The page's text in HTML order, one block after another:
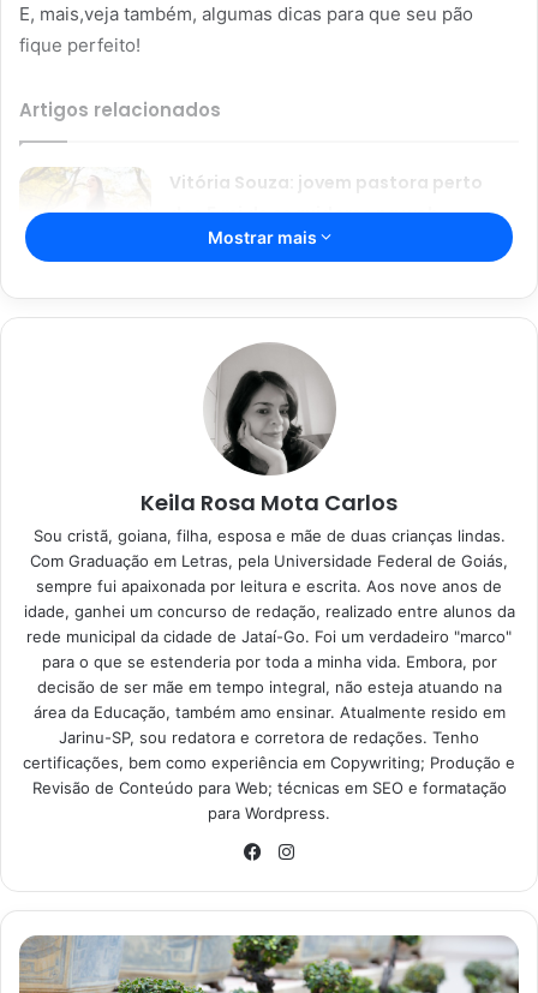
E, mais,veja também, algumas dicas para que seu pão
fique perfeito!
Artigos relacionados
Vitória Souza: jovem pastora perto
dos 5 mi de seguidores na web
22/08/2024
Açaí falsificado! Polícia fecha fábrica
22/08/2024
Receita de pãozinho recheado
Ainda que você não goste ou não possua grandes
habilidades culinárias, essa receita é super prática. Desse
modo, separe os seguintes ingredientes para a massa:
1 colher de sopa de açúcar;
3 ovos;
1 colher de chá de sal;
700 g de farinha de trigo;
100 ml de creme de leite sem soro;
120 g de manteiga sem sal;
1 colher de chá de fermento biológico.
Mostrar mais
Keila Rosa Mota Carlos
Sou cristã, goiana, filha, esposa e mãe de duas crianças lindas.
Com Graduação em Letras, pela Universidade Federal de Goiás,
sempre fui apaixonada por leitura e escrita. Aos nove anos de
idade, ganhei um concurso de redação, realizado entre alunos da
rede municipal da cidade de Jataí-Go. Foi um verdadeiro "marco"
para o que se estenderia por toda a minha vida. Embora, por
decisão de ser mãe em tempo integral, não esteja atuando na
área da Educação, também amo ensinar. Atualmente resido em
Jarinu-SP, sou redatora e corretora de redações. Tenho
certificações, bem como experiência em Copywriting; Produção e
Revisão de Conteúdo para Web; técnicas em SEO e formatação
para Wordpress.